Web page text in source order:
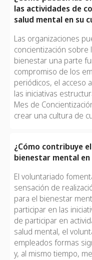
organizar ejercicios
apoyo entre pares. El
lucro locales de salud
de generar impacto y,
diálogo abierto sobre
las actividades de
salud mental en su
Las organizaciones
concientización sobre
bienestar una parte
compromiso de los
periódicos, el acceso
las iniciativas
Mes de
crear una cultura de
¿Cómo contribuye
bienestar mental
El voluntariado
sensación de
para el bienestar
participar en las
de participar en
salud mental, el
empleados formas
y, al mismo tiempo,